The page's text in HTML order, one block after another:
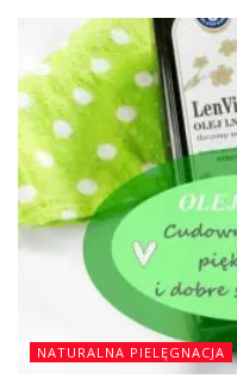
NATURALNA PIELĘGNACJA